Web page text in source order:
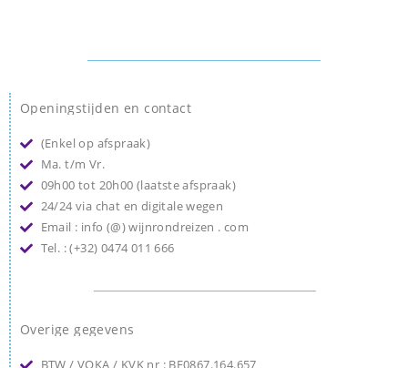
Openingstijden en contact
(Enkel op afspraak)
Ma. t/m Vr.
09h00 tot 20h00 (laatste afspraak)
24/24 via chat en digitale wegen
Email : info (@) wijnrondreizen . com
Tel. : (+32) 0474 011 666
Overige gegevens
BTW / VOKA / KVK nr : BE0867.164.657